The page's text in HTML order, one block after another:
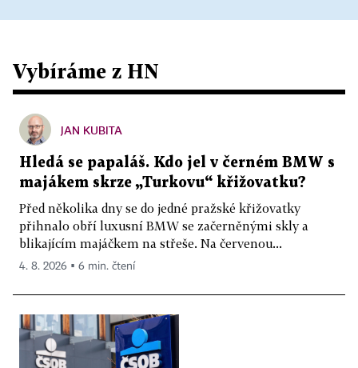
Vybíráme z HN
JAN KUBITA
Hledá se papaláš. Kdo jel v černém BMW s
majákem skrze „Turkovu“ křižovatku?
Před několika dny se do jedné pražské křižovatky
přihnalo obří luxusní BMW se začerněnými skly a
blikajícím majáčkem na střeše. Na červenou...
4. 8. 2026 ▪ 6 min. čtení